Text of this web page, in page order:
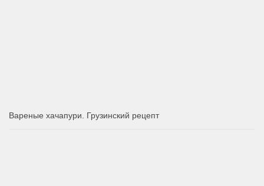
Вареные хачапури. Грузинский рецепт